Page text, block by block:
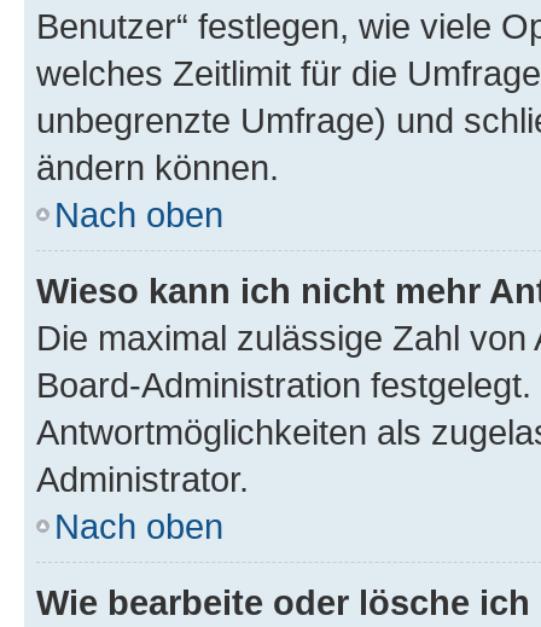
Benutzer“ festlegen, wie viele
welches Zeitlimit für die
unbegrenzte Umfrage) und
ändern können.
Nach oben
Wieso kann ich nicht mehr
Die maximal zulässige Zahl
Board-Administration
Antwortmöglichkeiten als
Administrator.
Nach oben
Wie bearbeite oder lösche